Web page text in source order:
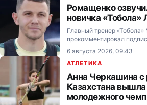
Ромащенко
новичка «Тобола»
Главный тренер
прокомментировал
нападающего Виталия
почему новичок не
против «Ордабасы» — 0:2.
6 августа 2026, 09:43
АТЛЕТИКА
Анна Черкашина с
Казахстана
молодежного